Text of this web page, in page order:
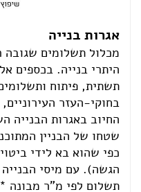
אגרות בנייה
מכלול תשלומים
היתרי בנייה. בכספים
תשתית, פיתוח
בחוקי-העזר
החיוב באגרות הבנייה
שטחו של הבניין
כפי שהוא בא לידי
הגשה). עם מיסי
תשלום לפי מ"ר